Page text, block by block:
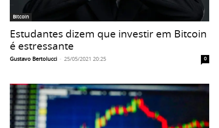
Bitcoin
Estudantes dizem que investir em Bitcoin
é estressante
Gustavo Bertolucci - 25/05/2021 20:25 0